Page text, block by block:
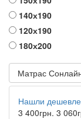
140х190
120х190
180х200
Матрас
Нашли
3 400грн. 3